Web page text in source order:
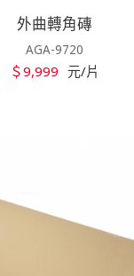
外曲轉角磚
AGA-9720
＄9,999 元/片